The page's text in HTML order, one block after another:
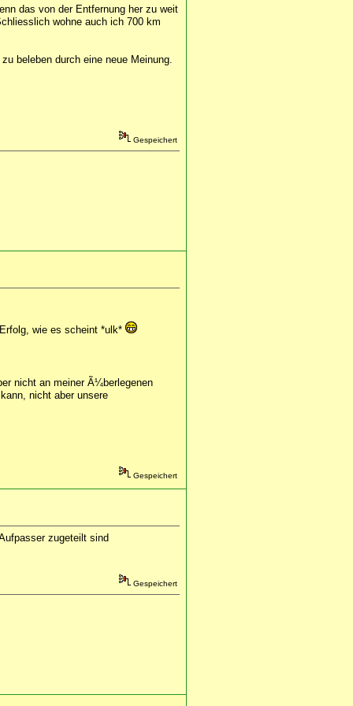
das von der Entfernung her zu weit
wohne auch ich 700 km
beleben durch eine neue Meinung.
Gespeichert
wie es scheint *ulk*
nicht an meiner Ã¼berlegenen
nicht aber unsere
Gespeichert
zugeteilt sind
Gespeichert